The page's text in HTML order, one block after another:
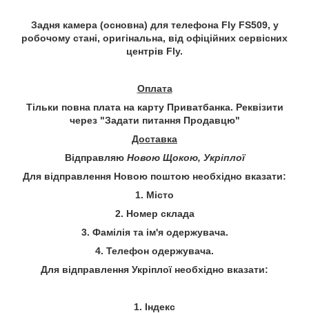
Задня камера (основна) для телефона Fly FS509, у
робочому стані, оригінальна, від офіційних сервісних
центрів Fly.
Оплата
Тільки повна плата на карту Приватбанка. Реквізити
через "Задати питання Продавцю"
Доставка
Відправляю Новою Щокою, Укріплої
Для відправлення Новою поштою необхідно вказати:
1. Місто
2. Номер склада
3. Фамілія та ім'я одержувача.
4. Телефон одержувача.
Для відправлення Укріплої необхідно вказати:
1. Індекс